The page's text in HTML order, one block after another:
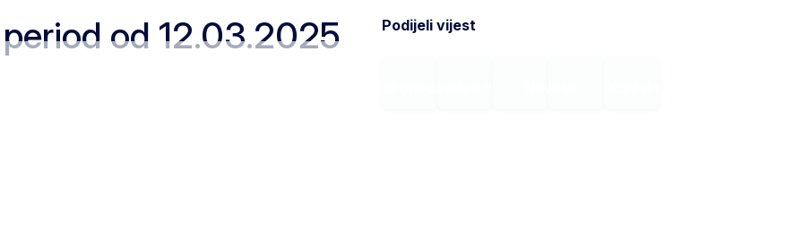
od 12.03.2025
Podijeli vijest